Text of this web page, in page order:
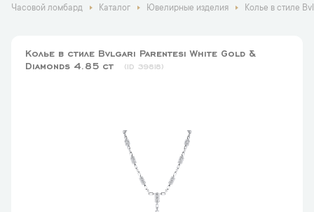
Часовой ломбард Каталог Ювелирные изделия Колье в стиле
Колье в стиле Bvlgari Parentesi White Gold &
Diamonds 4.85 ct
39818